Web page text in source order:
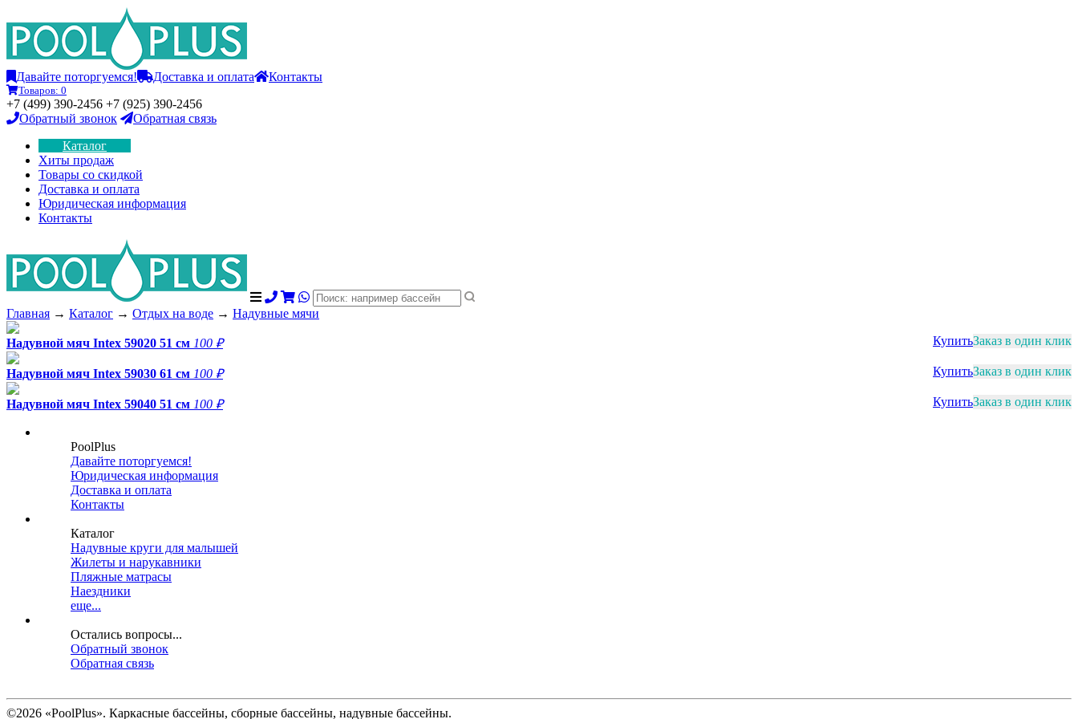
Давайте поторгуемся! Доставка и оплата Контакты
Товаров: 0
+7 (499) 390-2456 +7 (925) 390-2456
Обратный звонок
Обратная связь
Каталог
Хиты продаж
Товары со скидкой
Доставка и оплата
Юридическая информация
Контакты
Главная → Каталог → Отдых на воде → Надувные мячи
Надувной мяч Intex 59020 51 см 100 ₽ Заказ в один клик
Купить
Надувной мяч Intex 59030 61 см 100 ₽ Заказ в один клик
Купить
Надувной мяч Intex 59040 51 см 100 ₽ Заказ в один клик
Купить
PoolPlus
Давайте поторгуемся!
Юридическая информация
Доставка и оплата
Контакты
Каталог
Надувные круги для малышей
Жилеты и нарукавники
Пляжные матрасы
Наездники
еще...
Остались вопросы...
Обратный звонок
Обратная связь
©2026 «PoolPlus». Каркасные бассейны, сборные бассейны, надувные бассейны.